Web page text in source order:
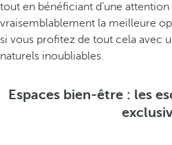
tout en bénéficiant d’une
vraisemblablement la meilleure
si vous profitez de tout cela avec
naturels inoubliables.
Espaces bien-être : les